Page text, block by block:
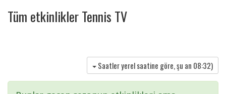
Tüm etkinlikler Tennis TV
Saatler yerel saatine göre, şu an 08:32)